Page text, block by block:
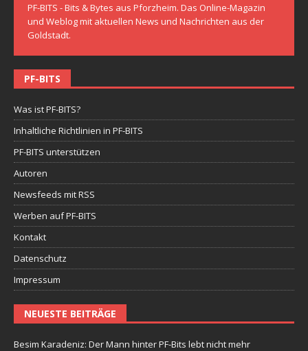
PF-BITS - Bits & Bytes aus Pforzheim. Das Online-Magazin
und Weblog mit aktuellen News und Nachrichten aus der
Goldstadt.
PF-BITS
Was ist PF-BITS?
Inhaltliche Richtlinien in PF-BITS
PF-BITS unterstützen
Autoren
Newsfeeds mit RSS
Werben auf PF-BITS
Kontakt
Datenschutz
Impressum
NEUESTE BEITRÄGE
Besim Karadeniz: Der Mann hinter PF-Bits lebt nicht mehr